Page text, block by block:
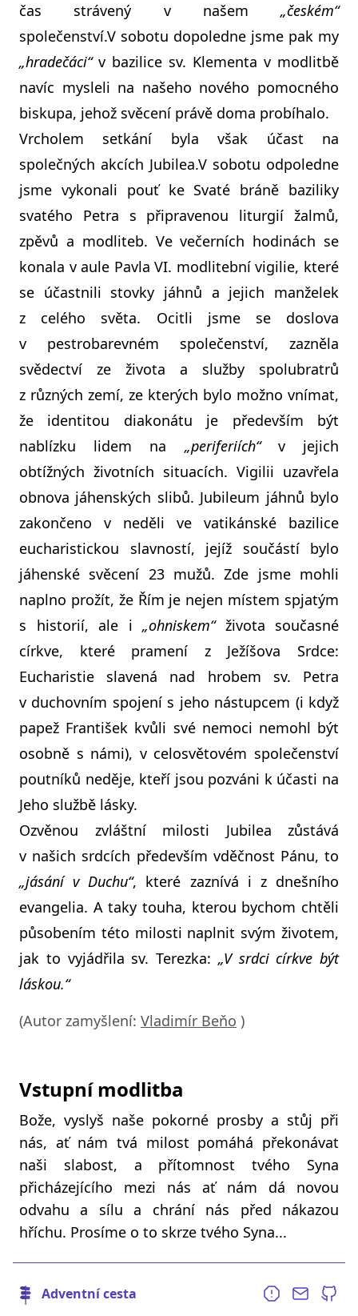
čas strávený v našem „českém“
společenství.V sobotu dopoledne jsme pak my
„hradečáci“v bazilice sv. Klementa v modlitbě
navíc mysleli na našeho nového pomocného
biskupa, jehož svěcení právě doma probíhalo.
Vrcholem setkání byla však účast na
společných akcích Jubilea.V sobotu odpoledne
jsme vykonali pouť ke Svaté bráně baziliky
svatého Petra s připravenou liturgií žalmů,
zpěvů a modliteb. Ve večerních hodinách se
konala v aule Pavla VI. modlitební vigilie, které
se účastnili stovky jáhnů a jejich manželek
z celého světa. Ocitli jsme se doslova
v pestrobarevném společenství, zazněla
svědectví ze života a služby spolubratrů
z různých zemí, ze kterých bylo možno vnímat,
že identitou diakonátu je především být
nablízku lidem na „periferiích“v jejich
obtížných životních situacích. Vigilii uzavřela
obnova jáhenských slibů. Jubileum jáhnů bylo
zakončeno v neděli ve vatikánské bazilice
eucharistickou slavností, jejíž součástí bylo
jáhenské svěcení 23 mužů. Zde jsme mohli
naplno prožít, že Řím je nejen místem spjatým
s historií, ale i „ohniskem“života současné
církve, které pramení z Ježíšova Srdce:
Eucharistie slavená nad hrobem sv. Petra
v duchovním spojení s jeho nástupcem (i když
papež František kvůli své nemoci nemohl být
osobně s námi), v celosvětovém společenství
poutníků neděje, kteří jsou pozváni k účasti na
Jeho službě lásky.
Ozvěnou zvláštní milosti Jubilea zůstává
v našich srdcích především vděčnost Pánu, to
„jásání v Duchu“, které zaznívá i z dnešního
evangelia. A taky touha, kterou bychom chtěli
působením této milosti naplnit svým životem,
jak to vyjádřila sv. Terezka: „V srdci církve být
láskou.“
(Autor zamyšlení: Vladimír Beňo )
Vstupní modlitba
Bože, vyslyš naše pokorné prosby a stůj při
nás, ať nám tvá milost pomáhá překonávat
naši slabost, a přítomnost tvého Syna
přicházejícího mezi nás ať nám dá novou
odvahu a sílu a chrání nás před nákazou
hříchu. Prosíme o to skrze tvého Syna...
Adventní cesta